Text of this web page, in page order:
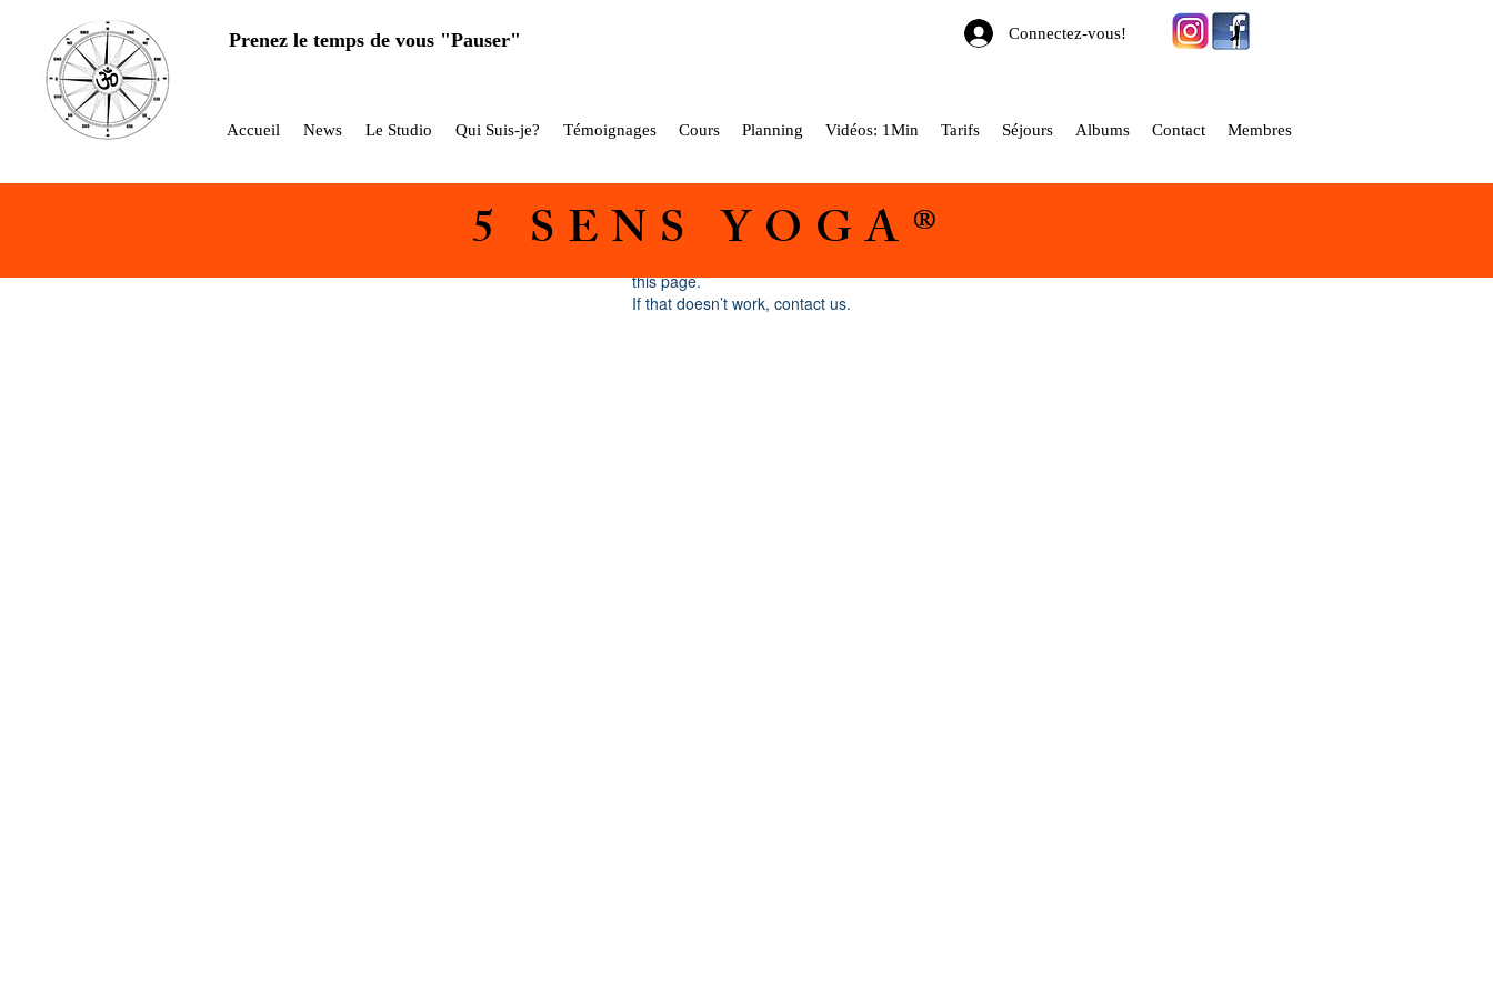
Prenez le temps de vous "Pauser" Connectez-vous!
Accueil News Le Studio Qui Suis-je? Témoignages Cours Planning Vidéos: 1Min Tarifs Séjours Albums Contact Membres
Widget Didn’t Load
this page.
If that doesn’t work, contact us.
5 SENS YOGA®